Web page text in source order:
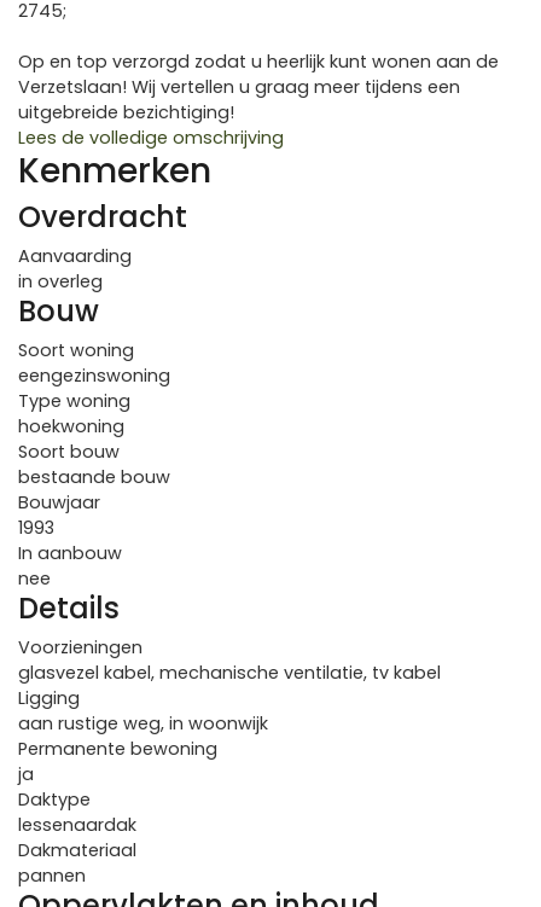
2745;
Op en top verzorgd zodat u heerlijk kunt wonen aan de
Verzetslaan! Wij vertellen u graag meer tijdens een
uitgebreide bezichtiging!
Lees de volledige omschrijving
Kenmerken
Overdracht
Aanvaarding
in overleg
Bouw
Soort woning
eengezinswoning
Type woning
hoekwoning
Soort bouw
bestaande bouw
Bouwjaar
1993
In aanbouw
nee
Details
Voorzieningen
glasvezel kabel, mechanische ventilatie, tv kabel
Ligging
aan rustige weg, in woonwijk
Permanente bewoning
ja
Daktype
lessenaardak
Dakmateriaal
pannen